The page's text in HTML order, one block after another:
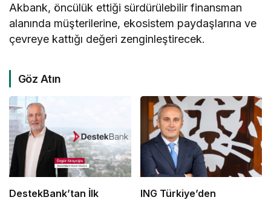
Akbank, öncülük ettiği sürdürülebilir finansman
alanında müşterilerine, ekosistem paydaşlarına ve
çevreye kattığı değeri zenginleştirecek.
Göz Atın
DestekBank’tan İlk
ING Türkiye’den